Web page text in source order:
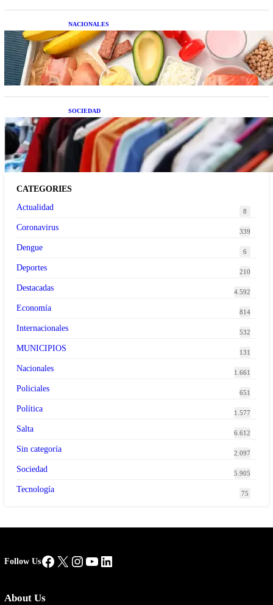
NACIONALES
Nutrición inteligente: Cinco superalimentos de
temporada que deberías sumar a tu dieta este mes
SOCIEDAD
Las grandes marcas globales se suman a la
tendencia de la ropa de segunda mano premium
CATEGORIES
Actualidad
8
Coronavirus 339
Dengue 6
Deportes 210
Destacadas 4.592
Economía 814
Internacionales 532
MUNICIPIOS 131
Nacionales 1.661
Policiales 651
Política 1.577
Salta 6.612
Sin categoría 2.097
Sociedad 5.905
Tecnología 75
Follow UsFacebook
X Instagram
YouTube
LinkedIn
About Us